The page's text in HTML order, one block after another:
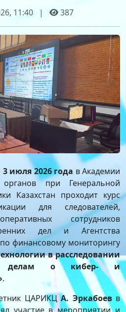
11:40 | 387
июля 2026 года в Академии
органов при Генеральной
Казахстан проходит курс
для следователей,
сотрудников
дел и Агентства
финансовому мониторингу
в расследовании
делам о кибер- и
.
ЦАРИКЦА. Эркабоевв
участие в мероприятии и